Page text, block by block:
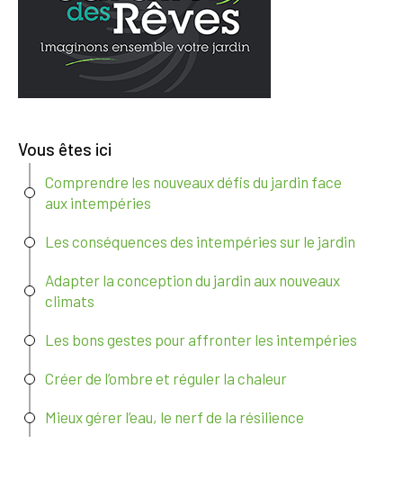
Vous êtes ici
Comprendre les nouveaux défis du jardin face
aux intempéries
Les conséquences des intempéries sur le jardin
Adapter la conception du jardin aux nouveaux
climats
Les bons gestes pour affronter les intempéries
Créer de l’ombre et réguler la chaleur
Mieux gérer l’eau, le nerf de la résilience